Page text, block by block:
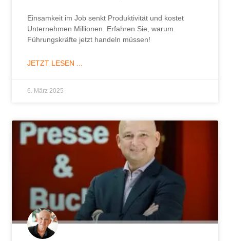
Einsamkeit im Job senkt Produktivität und kostet
Unternehmen Millionen. Erfahren Sie, warum
Führungskräfte jetzt handeln müssen!
JETZT LESEN ...
6. März 2025